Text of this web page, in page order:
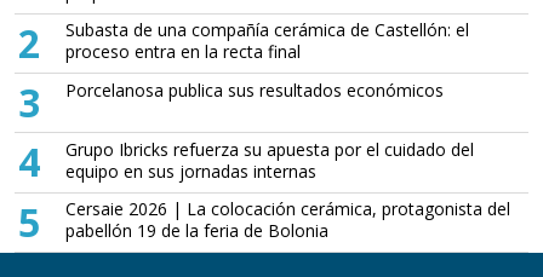
2
Subasta de una compañía cerámica de Castellón: el
proceso entra en la recta final
3 Porcelanosa publica sus resultados económicos
4
Grupo Ibricks refuerza su apuesta por el cuidado del
equipo en sus jornadas internas
5
Cersaie 2026 | La colocación cerámica, protagonista del
pabellón 19 de la feria de Bolonia